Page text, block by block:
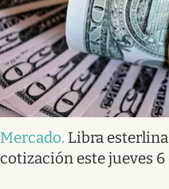
Mercado. Libra
cotización este jueves 6